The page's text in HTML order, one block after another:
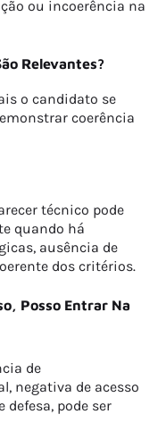
ou incoerência na
Relevantes?
o candidato se
coerência
técnico pode
quando há
ausência de
dos critérios.
Posso Entrar Na
de
negativa de acesso
pode ser